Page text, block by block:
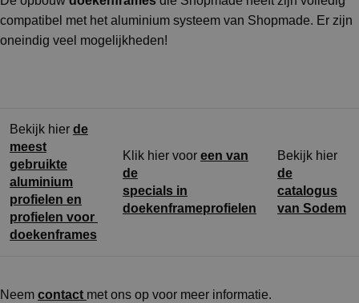
compatibel met het aluminium systeem van Shopmade. Er zijn
oneindig veel mogelijkheden!
Bekijk hier de
meest
gebruikte
aluminium
profielen en
profielen voor
doekenframes
Klik hier voor een van
de
specials in
doekenframeprofielen
Bekijk hier
de
catalogus
van Sodem
Neem contact met ons op voor meer informatie.